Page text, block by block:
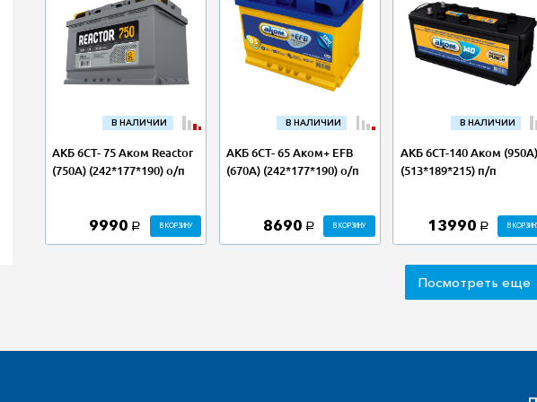
В НАЛИЧИИ
АКБ 6СТ- 75 Аком Reactor
(750А) (242*177*190) о/п
9990 a В КОРЗИНУ
В НАЛИЧИИ
АКБ 6СТ- 65 Аком+ EFB
(670А) (242*177*190) о/п
8690 a В КОРЗИНУ
В НАЛИЧИИ
АКБ 6СТ-140 Аком (950А)
(513*189*215) п/п
13990 a В
Посмотреть еще